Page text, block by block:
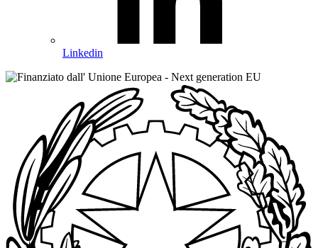
Linkedin